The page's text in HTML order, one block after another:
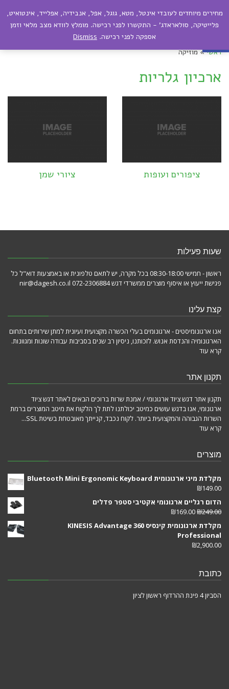
פתח סרגל נגישות
תפריט
ראשי » מוזיקה
ארכיון גלריות
ציפורים ועופות ציורי שמן
שעות פעילות
ראשון - חמישי 08:30-18:00 בכל מקרה, יש לתאם טלפונית או באמצעות דוא"ל כל
פגישת ייעוץ או איסוף מוצרים ממשרדי דגש 072-2306884 nir@dagesh.co.il
קצת עלינו
אנו ארגונומיסטים - ארגונומים בעלי הכשרה מקצועית ועיונית למתן שירותים בתחום
הארגונומיה והנדסת אנוש. לזכותנו, ניסיון רב שנים בסביבות עבודה שונות ומגוונות.
קרא עוד
תקנון אתר
תקנון אתר דגש ציוד ארגונומי / אמנת שרות ברוכים הבאים לאתר דגש ציוד
ארגונומי, אנו בדגש עושים כמיטב יכולתנו לתת לך הלקוח את מיטב המוצרים ברמת
השרות הגבוהה והמקצועית ביותר. לקוח נכבד, קנייתך מאובטחת בשיטת SSL...
קרא עוד
מוצרים
מקלדת מיני ארגונומית Bluetooth Mini Ergonomic Keyboard
₪149.00
הדום רגליים ארגונומי אקטיבי סטפר פדלים
₪249.00
₪169.00
מקלדת ארגונומית קינסיס KINESIS Advantage 360
Professional
₪2,900.00
כתובת
הסביון 4 פינת ההרדוף ראשון לציון
מחירים מיוחדים לעובדי אינטל, מטא, גוגל, אפל, אנבידיה, אפלייד, אינטואיט,
פלייטיקה, סולאראדג' - התקשרו לפני רכישה. מומלץ לוודא מצב מלאי וזמן
אספקה לפני רכישה. Dismiss